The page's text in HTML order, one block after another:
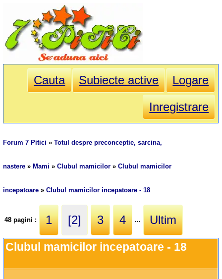
Cauta Subiecte active
Logare
Inregistrare
Forum 7 Pitici »Totul despre preconceptie, sarcina,
nastere » Mami »Clubul mamicilor »Clubul mamicilor
incepatoare »Clubul mamicilor incepatoare - 18
48 pagini : 1 [2] 3 4 ... Ultim
Clubul mamicilor incepatoare - 18